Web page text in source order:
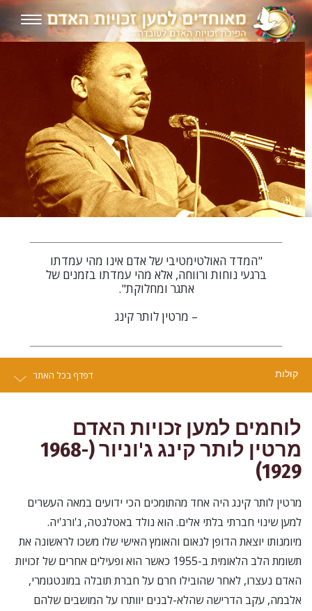
"המדד האולטימטיבי של אדם אינו מהי עמדתו
ברגעי נוחות ורווחה, אלא מהי עמדתו בזמנים של
אתגר ומחלוקת".
– מרטין לותר קינג
קולות דפדף בכל האתר
לוחמים למען זכויות האדם
מרטין לותר קינג ג'וניור (1968-
1929)
מרטין לותר קינג היה אחד מהתומכים הכי ידועים במאה העשרים
למען שינוי חברתי בלתי אלים. הוא נולד באטלנטה, ג'ורג'יה.
מיומנותו יוצאת הדופן לנאום והאומץ האישי שלו משכו לראשונה את
תשומת הלב הלאומית ב-1955 כאשר הוא ופעילים אחרים של זכויות
האדם נעצרו, לאחר שהובילו חרם על חברת תובלה במונטגומרי,
אלבמה, עקב הדרישה שהלא-לבנים יוותרו על המושבים שלהם